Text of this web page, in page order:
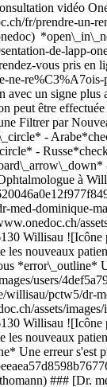
vidéo
fr/prendre-
de-lapp-